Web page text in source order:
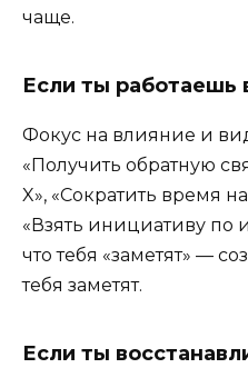
чаще.
Если ты работаешь
Фокус на влияние и
«Получить обратную
X», «Сократить время
«Взять инициативу по
что тебя «заметят» —
тебя заметят.
Если ты